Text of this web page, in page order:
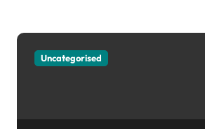
Uncategorised